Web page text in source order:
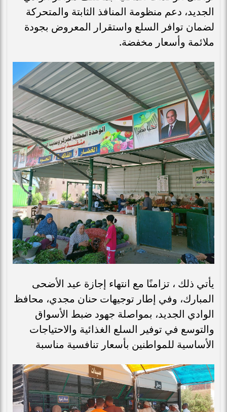
الجديد، دعم منظومة المنافذ الثابتة والمتحركة
لضمان توافر السلع واستقرار المعروض بجودة
ملائمة وأسعار مخفضة.
يأتي ذلك ، تزامنًا مع انتهاء إجازة عيد الأضحى
المبارك، وفي إطار توجيهات حنان مجدي، محافظ
الوادي الجديد، بمواصلة جهود ضبط الأسواق
والتوسع في توفير السلع الغذائية والاحتياجات
الأساسية للمواطنين بأسعار تنافسية مناسبة